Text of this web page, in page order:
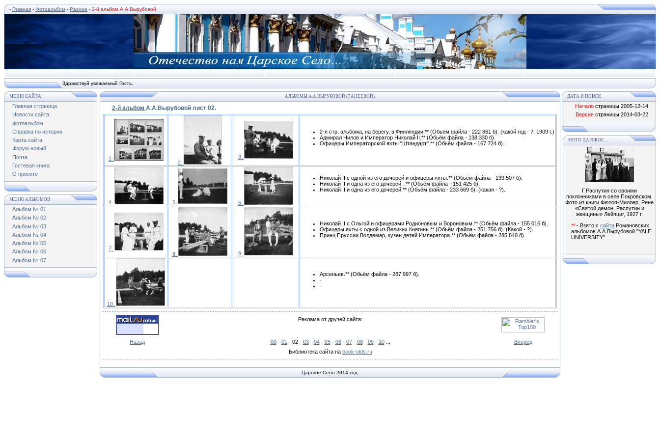
- Главная - Фотоальбом - Разное - 2-й альбом А.А.Вырубовой
Здравствуй уважаемый Гость.
МЕНЮ САЙТА
Главная страница
Новости сайта
Фотоальбом
Справка по истории
Карта сайта
Форум новый
Почта
Гостевая книга
О проекте
МЕНЮ АЛЬБОМОВ
Альбом № 01
Альбом № 02
Альбом № 03
Альбом № 04
Альбом № 05
Альбом № 06
Альбом № 07
АЛЬБОМЫ А.А.ВЫРУБОВОЙ (ТАНЕЕВОЙ).
2-й альбом А.А.Вырубовой лист 02.
1.
2.
3.
2-я стр. альбома, на берегу, в Финляндии.** (Обьём файла - 222 861 б). (какой год - ?, 1909 г.)
Адмирал Нилов и Император Николай II.** (Обьём файла - 138 330 б).
Офицеры Императорской яхты "Штандарт".** (Обьём файла - 167 724 б).
4. 5. 6.
Николай II с одной из его дочерей и офицеры яхты.** (Обьём файла - 139 507 б).
Николай II и одна из его дочерей. .** (Обьём файла - 151 425 б).
Николай II и одна из его дочерей.** (Обьём файла - 233 669 б). (какая - ?).
7.
8.
9.
Николай II с Ольгой и офицерами Родионовым и Вороновым.** (Обьём файла - 155 016 б).
Офицеры яхты с одной из Великих Княгинь.** (Обьём файла - 251 756 б). (Какой - ?).
Принц Пруссии Волдемар, кузен детей Императора.** (Обьём файла - 285 840 б).
10.
Арсеньев.** (Обьём файла - 287 997 б).
-
-
Реклама от друзей сайта:
Назад 00- 01 - 02 - 03- 04- 05- 06- 07- 08- 09- 10...
Вперёд
Библиотека сайта на book-olds.ru
Царское Село 2014 год.
ДАТА И ПОИСК
Начало страницы 2005-12-14
Версиястраницы 2014-03-22
ФОТО ЦАРСКОЕ ...
Г.Распутин со своими
поклонниками в селе Покровском.
Фото из книги Фюлоп-Миллер, Рене
«Святой демон, Распутин и
женщины» Лейпциг, 1927 г.
** - Взято с сайта Романовских
альбомов А.А.Вырубовой "YALE
UNIVERSITY"